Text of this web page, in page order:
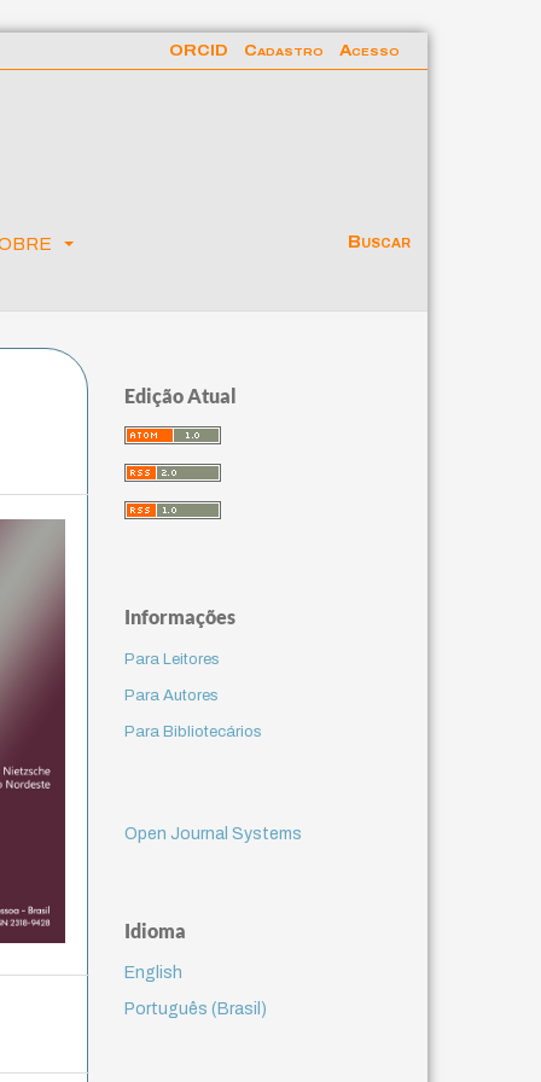
Buscar
ORCID Cadastro Acesso
Edição Atual
Informações
Para Leitores
Para Autores
Para Bibliotecários
Open Journal Systems
Idioma
English
Português (Brasil)